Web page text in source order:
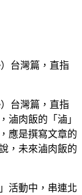
台灣篇，直指
台灣篇，直指
滷肉飯的「滷」
應是撰寫文章的
，未來滷肉飯的
活動中，串連北